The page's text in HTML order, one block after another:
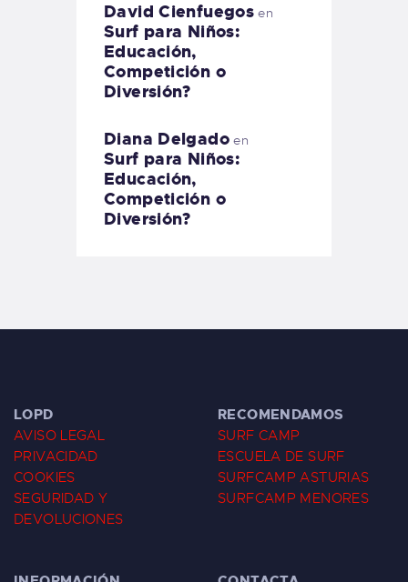
David Cienfuegos en
Surf para Niños:
Educación,
Competición o
Diversión?
Diana Delgadoen
Surf para Niños:
Educación,
Competición o
Diversión?
LOPD
AVISO LEGAL
PRIVACIDAD
COOKIES
SEGURIDAD Y
DEVOLUCIONES
RECOMENDAMOS
SURF CAMP
ESCUELA DE SURF
SURFCAMP ASTURIAS
SURFCAMP MENORES